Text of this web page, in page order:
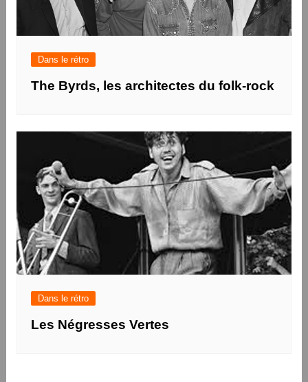
Dans le rétro
The Byrds, les architectes du folk-rock
Dans le rétro
Les Négresses Vertes